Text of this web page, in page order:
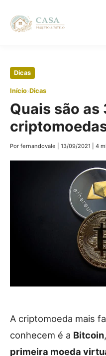
Pular
conteúdo
principal
Dicas
Início›Dicas
Quais são as
Por fernandovale 13/09/2021 4
A criptomoeda mais
conhecem é a Bitcoin
primeira moeda